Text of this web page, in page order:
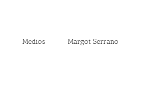
Medios Margot Serrano